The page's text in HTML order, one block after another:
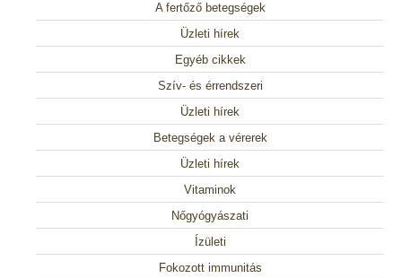
A fertőző betegségek
Üzleti hírek
Egyéb cikkek
Szív- és érrendszeri
Üzleti hírek
Betegségek a vérerek
Üzleti hírek
Vitaminok
Nőgyógyászati
Ízületi
Fokozott immunitás